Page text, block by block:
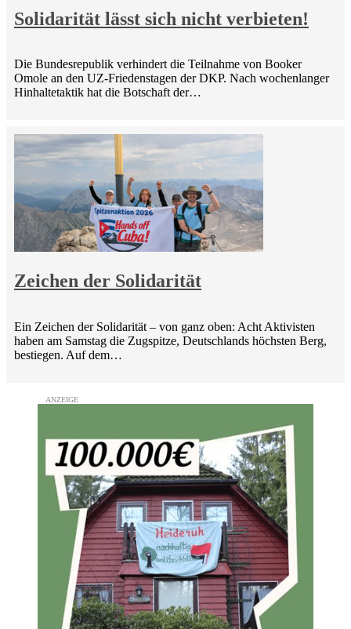
Solidarität lässt sich nicht verbieten!
Die Bundesrepublik verhindert die Teilnahme von Booker
Omole an den UZ-Friedenstagen der DKP. Nach wochenlanger
Hinhaltetaktik hat die Botschaft der…
Zeichen der Solidarität
Ein Zeichen der Solidarität – von ganz oben: Acht Aktivisten
haben am Samstag die Zugspitze, Deutschlands höchsten Berg,
bestiegen. Auf dem…